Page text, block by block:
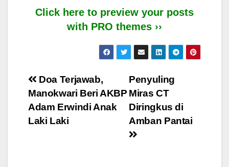
Click here to preview your posts
with PRO themes ››
Post
navigation
Penyuling
Miras CT
Diringkus di
Amban Pantai
Doa Terjawab,
Manokwari Beri AKBP
Adam Erwindi Anak
Laki Laki